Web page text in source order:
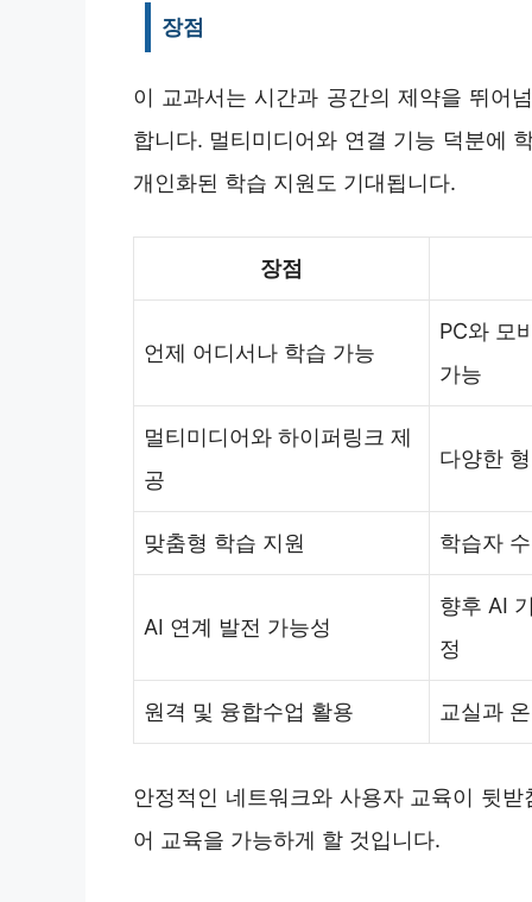
장점
이 교과서는 시간과 공간의 제약을 뛰어
합니다. 멀티미디어와 연결 기능 덕분에
개인화된 학습 지원도 기대됩니다.
장점
언제 어디서나 학습 가능
PC와 모
가능
멀티미디어와 하이퍼링크 제
공
다양한
맞춤형 학습 지원 학습자
AI 연계 발전 가능성
향후 AI
정
원격 및 융합수업 활용 교실과
안정적인 네트워크와 사용자 교육이 뒷
어 교육을 가능하게 할 것입니다.